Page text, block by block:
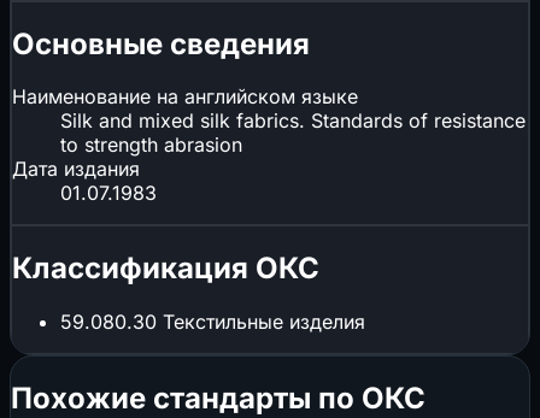
Основные сведения
Наименование на английском языке
Silk and mixed silk fabrics. Standards of resistance
to strength abrasion
Дата издания
01.07.1983
Классификация ОКС
59.080.30 Текстильные изделия
Похожие стандарты по ОКС